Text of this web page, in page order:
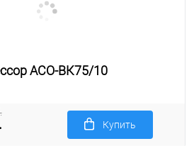
АСО-ВК75/10
Купить